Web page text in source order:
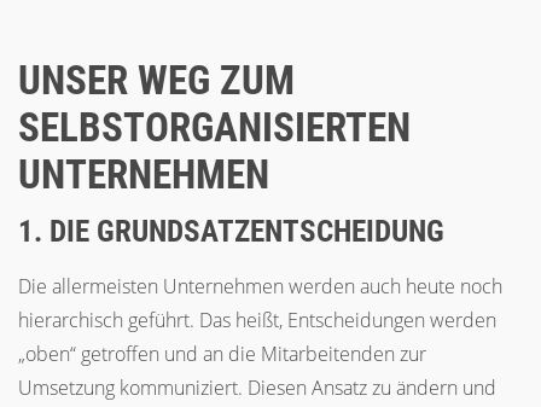
UNSER WEG ZUM
SELBSTORGANISIERTEN
UNTERNEHMEN
1. DIE GRUNDSATZENTSCHEIDUNG
Die allermeisten Unternehmen werden auch heute noch
hierarchisch geführt. Das heißt, Entscheidungen werden
„oben“ getroffen und an die Mitarbeitenden zur
Umsetzung kommuniziert. Diesen Ansatz zu ändern und